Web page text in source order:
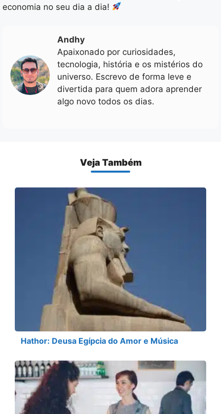
economia no seu dia a dia!
Andhy
Apaixonado por curiosidades,
tecnologia, história e os mistérios do
universo. Escrevo de forma leve e
divertida para quem adora aprender
algo novo todos os dias.
Veja Também
Hathor: Deusa Egípcia do Amor e Música